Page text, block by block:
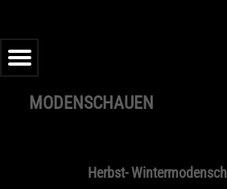
Menu
MODENSCHAUEN
Herbst-